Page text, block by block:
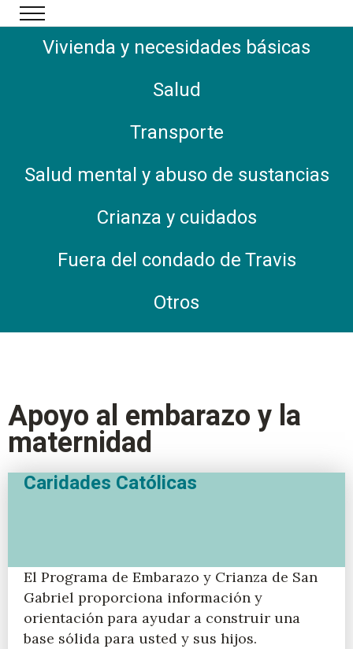
Ir al contenido principal
Vivienda y necesidades básicas
Salud
Transporte
Salud mental y abuso de sustancias
Crianza y cuidados
Fuera del condado de Travis
Otros
Apoyo al embarazo y la
maternidad
Caridades Católicas
El Programa de Embarazo y Crianza de San
Gabriel proporciona información y
orientación para ayudar a construir una
base sólida para usted y sus hijos.